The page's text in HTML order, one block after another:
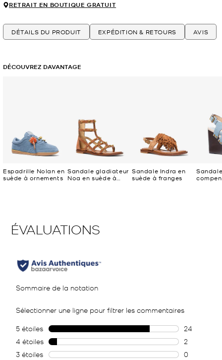
RETRAIT EN BOUTIQUE GRATUIT
DÉTAILS DU PRODUIT EXPÉDITION & RETOURS AVIS
DÉCOUVREZ DAVANTAGE
Espadrille Nolan en
suède à ornements
Sandale gladiateur
Noa en suède à
Sandale Indra en
suède à franges